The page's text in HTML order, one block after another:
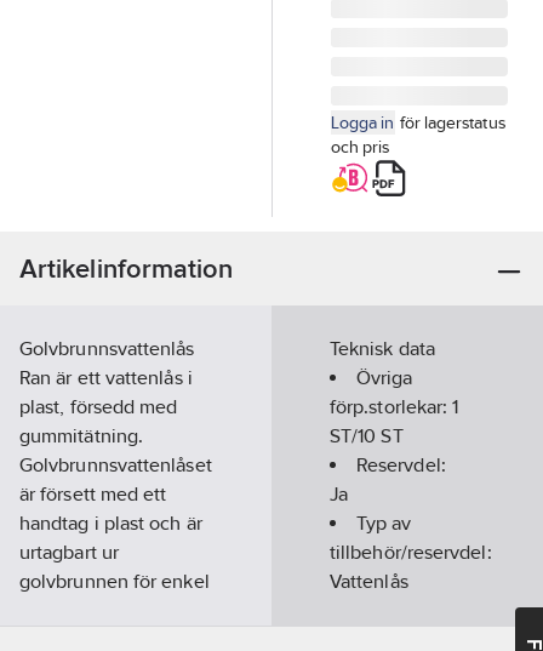
Logga in för lagerstatus
och pris
Artikelinformation
Golvbrunnsvattenlås
Ran är ett vattenlås i
plast, försedd med
gummitätning.
Golvbrunnsvattenlåset
är försett med ett
handtag i plast och är
urtagbart ur
golvbrunnen för enkel
Teknisk data
Övriga
förp.storlekar:1
ST/10 ST
Reservdel:
Ja
Typ av
tillbehör/reservdel:
Vattenlås